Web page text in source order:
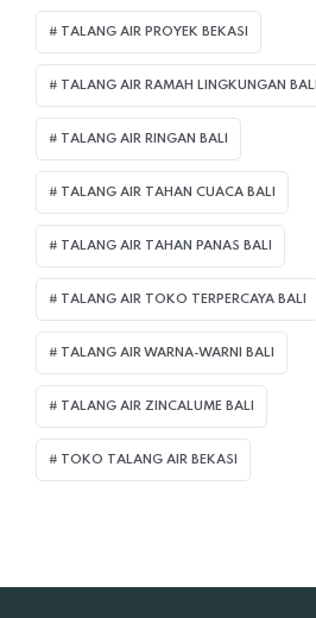
TALANG AIR PROYEK BEKASI
TALANG AIR RAMAH LINGKUNGAN BALI
TALANG AIR RINGAN BALI
TALANG AIR TAHAN CUACA BALI
TALANG AIR TAHAN PANAS BALI
TALANG AIR TOKO TERPERCAYA BALI
TALANG AIR WARNA-WARNI BALI
TALANG AIR ZINCALUME BALI
TOKO TALANG AIR BEKASI